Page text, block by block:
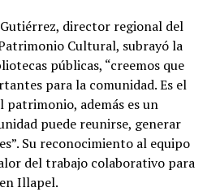
director regional del
Cultural, subrayó la
públicas, “creemos que
para la comunidad. Es el
patrimonio, además es un
puede reunirse, generar
Su reconocimiento al equipo
del trabajo colaborativo para
Illapel.